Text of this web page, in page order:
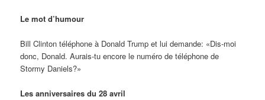
Le mot d’humour
Bill Clinton téléphone à Donald Trump et lui demande: «Dis-moi
donc, Donald. Aurais-tu encore le numéro de téléphone de
Stormy Daniels?»
Les anniversaires du 28 avril